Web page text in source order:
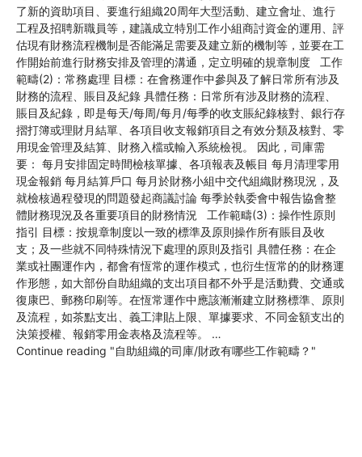
了新的資助項目、要進行組織20周年大型活動、建立會址、進行
工程及招聘新職員等，建議成立特別工作小組商討資金的運用、評
估現有財務流程機制是否能滿足需要及建立新的機制等，並要在工
作開始前進行財務安排及管理的溝通，定立明確的規章制度 工作
範疇(2)：常務處理 目標：在會務運作中參與及了解日常所有涉及
財務的流程、賬目及紀錄 具體任務：日常所有涉及財務的流程、
賬目及紀錄，即是每天/每周/每月/每季的收支賬紀錄核對、銀行存
摺打簿或理財月結單、各項目收支報銷項目之有效分類及核對、零
用現金管理及結算、財務入檔或輸入系統檢視。 因此，司庫需
要： 每月安排固定時間檢核單據、各項報表及帳目 每月清理零用
現金報銷 每月結算戶口 每月於財務小組中交代組織財務現況，及
就檢核過程發現的問題發起商議討論 每季於執委會中報告協會整
體財務現況及各重要項目的財務情況 工作範疇(3)：操作性原則
指引 目標：按規章制度以一致的標準及原則操作所有賬目及收
支；及一些就不同特殊情況下處理的原則及指引 具體任務：在企
業或社團運作內，都會有恆常的運作模式，也衍生恆常的的財務運
作形態，如大部份自助組織的支出項目都不外乎是活動費、交通或
復康巴、郵務印刷等。在恆常運作中應該漸漸建立財務標準、原則
及流程，如茶點支出、義工津貼上限、單據要求、不同金額支出的
決策授權、報銷零用金表格及流程等。 …
Continue reading "自助組織的司庫/財政有哪些工作範疇？"